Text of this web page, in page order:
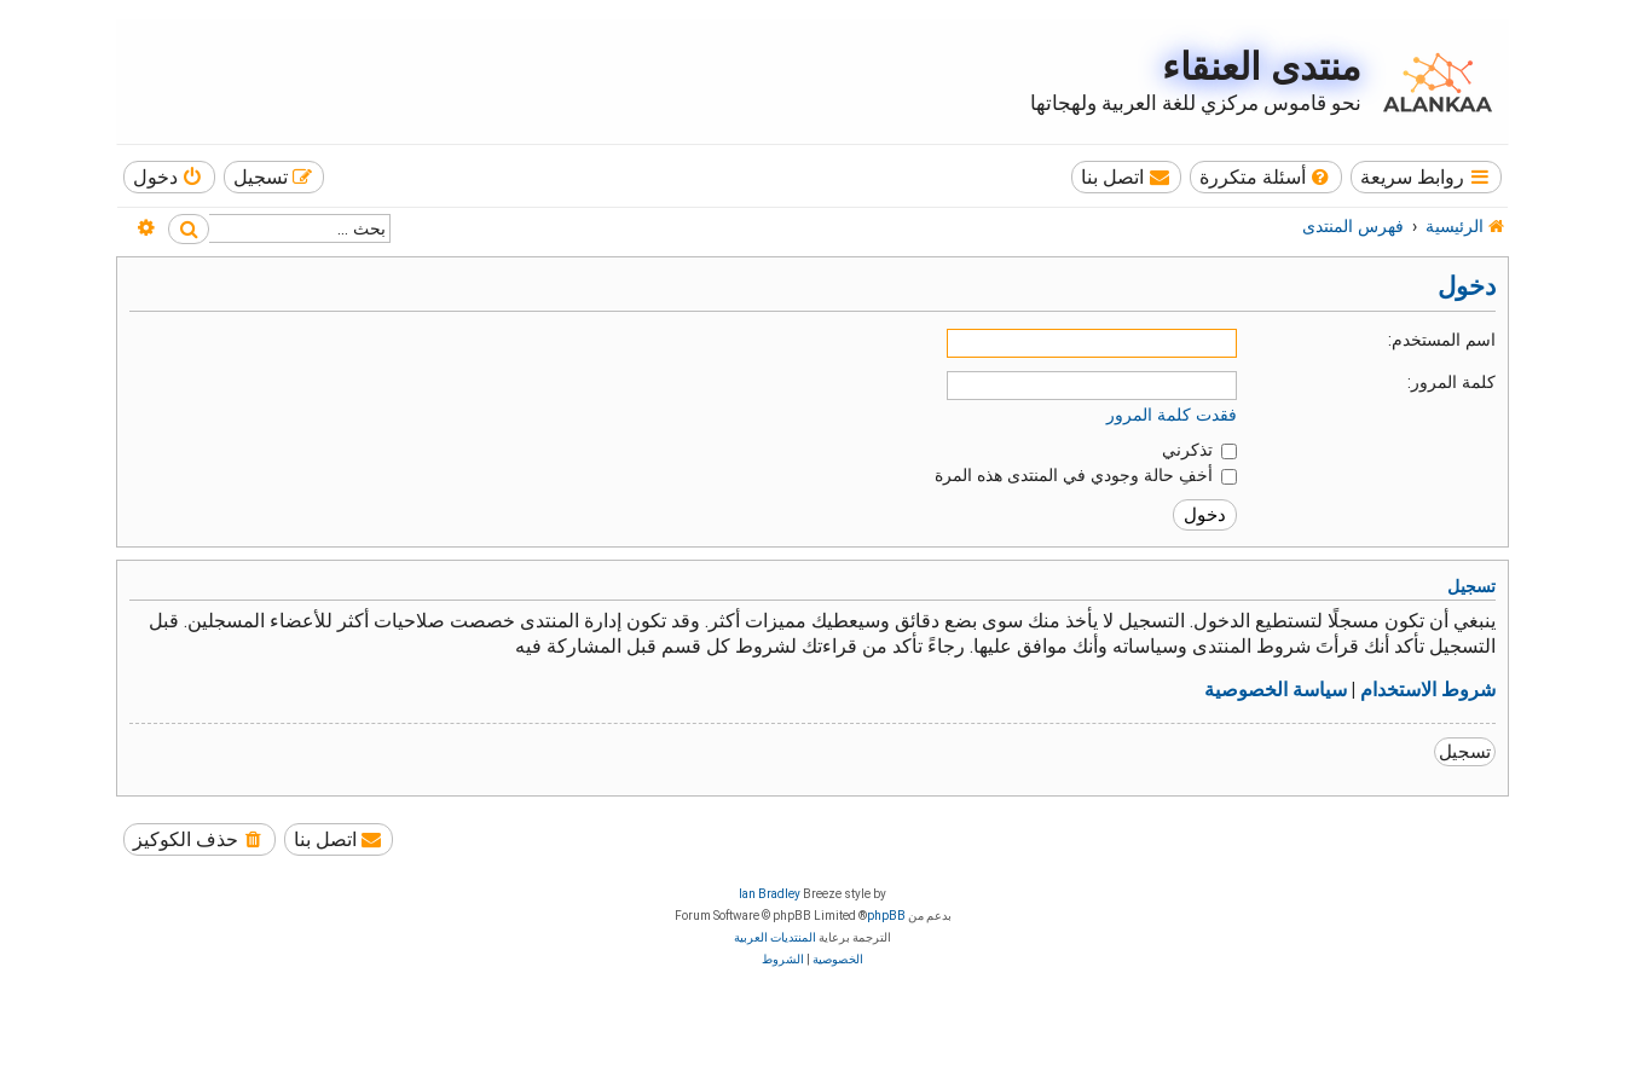
منتدى العنقاء
نحو قاموس مركزي للغة العربية ولهجاتها
روابط سريعة أسئلة متكررة اتصل بنا دخول تسجيل
الرئيسية فهرس المنتدى بحث
دخول
اسم المستخدم:
كلمة المرور:
فقدت كلمة المرور
تذكرني
أخفِ حالة وجودي في المنتدى هذه المرة
تسجيل
ينبغي أن تكون مسجلًا لتستطيع الدخول. التسجيل لا يأخذ منك سوى بضع دقائق وسيعطيك مميزات أكثر. وقد تكون إدارة المنتدى خصصت صلاحيات أكثر للأعضاء المسجلين. قبل
التسجيل تأكد أنك قرأتَ شروط المنتدى وسياساته وأنك موافق عليها. رجاءً تأكد من قراءتك لشروط كل قسم قبل المشاركة فيه
شروط الاستخدام سياسة الخصوصية
تسجيل
حذف الكوكيز اتصل بنا
Breeze style by
Ian Bradley
بدعم من phpBB
® Forum Software © phpBB Limited
الترجمة برعاية المنتديات العربية
الخصوصية
الشروط